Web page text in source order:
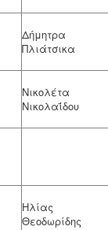
Δήμητρα
Πλιάτσικα
Νικολέτα
Νικολαΐδου
Ηλίας
Θεοδωρίδης